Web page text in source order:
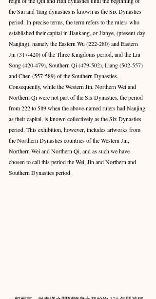
the Sui and Tang dynasties is known as the Six Dynasties
period. In precise terms, the term refers to the rulers who
established their capital in Jiankang, or Jianye, (present-day
Nanjing), namely the Eastern Wu (222-280) and Eastern
Jin (317-420) of the Three Kingdoms period, and the Liu
Song (420-479), Southern Qi (479-502), Liang (502-557)
and Chen (557-589) of the Southern Dynasties.
Consequently, while the Western Jin, Northern Wei and
Northern Qi were not part of the Six Dynasties, the period
from 222 to 589 when the above-named rulers had Nanjing
as their capital, is known collectively as the Six Dynasties
period. This exhibition, however, includes artworks from
the Northern Dynasties countries of the Western Jin,
Northern Wei and Northern Qi, and as such we have
chosen to call this period the Wei, Jin and Northern and
Southern Dynasties period.